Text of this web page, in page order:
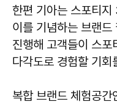
한편 기아는 스포티
이를 기념하는 브랜
진행해 고객들이 스
다각도로 경험할 기회
복합 브랜드 체험공